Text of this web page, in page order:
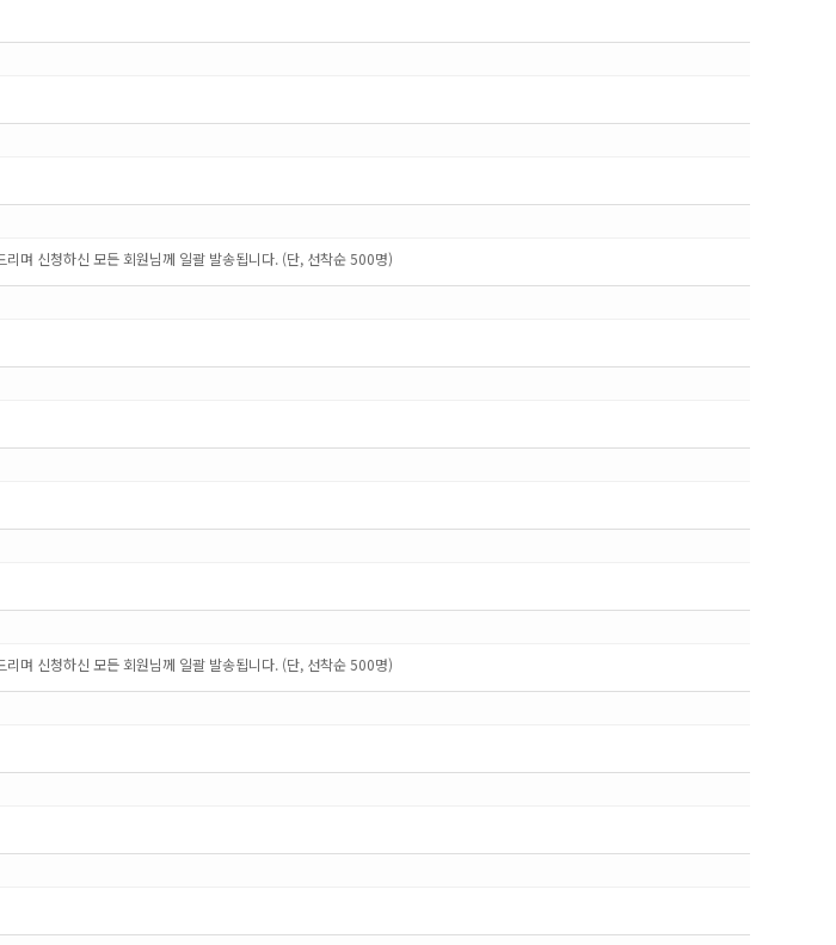
며 신청하신 모든 회원님께 일괄 발송됩니다. (단, 선착순 500명)
며 신청하신 모든 회원님께 일괄 발송됩니다. (단, 선착순 500명)